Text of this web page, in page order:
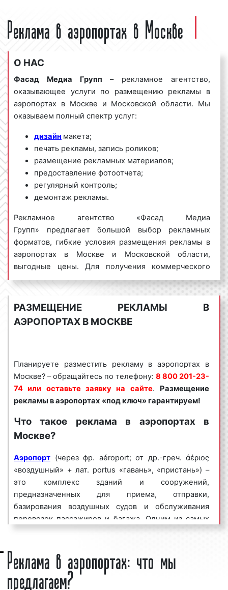
Реклама в аэропортах в Москве
О НАС
Фасад Медиа Групп – рекламное агентство,
оказывающее услуги по размещению рекламы в
аэропортах в Москве и Московской области. Мы
оказываем полный спектр услуг:
дизайн макета;
печать рекламы, запись роликов;
размещение рекламных материалов;
предоставление фотоотчета;
регулярный контроль;
демонтаж рекламы.
Рекламное агентство «Фасад Медиа
Групп» предлагает большой выбор рекламных
форматов, гибкие условия размещения рекламы в
аэропортах в Москве и Московской области,
выгодные цены. Для получения коммерческого
предложения по размещению рекламы в
аэропортах в Москве обращайтесь по телефону:
800 201-23-74 или оставьте заявку на
Размещение рекламы в аэропортах
ключ» гарантируем!
спросом
Востребованность рекламы в аэропортах
объясняется целым рядом факторов:
высокаячастота контактов;
массовый охват аудитории;
разнообразие рекламных форматов;
непрерывное воздействие на целевую
аудиторию;
низкие цены и регулярные скидки.
Реклама в аэропортах является эффективным
средством для увеличения потока клиентов и
повышения процента продаж. Многие клиенты
нашего рекламного агентства используют рекламу
Мы сопровождаемрекламные кампаниипо всей
России: планируем этапы проведения рекламных
РАЗМЕЩЕНИЕ РЕКЛАМЫ В
АЭРОПОРТАХ В МОСКВЕ
Планируете разместить рекламу в аэропортах в
Москве? – обращайтесь по телефону: 8 800 201-23-
74 или оставьте заявку на сайте. Размещение
рекламы в аэропортах «под ключ» гарантируем!
Что такое реклама в аэропортах в
Москве?
Аэропорт (через фр. aéroport; от др.-греч. ἀέριος
«воздушный» + лат. portus «гавань», «пристань») –
это комплекс зданий и сооружений,
предназначенных для приема, отправки,
базирования воздушных судов и обслуживания
перевозок пассажиров и багажа. Одним из самых
первых аэропортов мира
в 1919 г. Аэропорты бывают международные
(осуществляется пограничный и таможенный
контроль) и внутренние (таможенный контроль).
Реклама в аэропортах: что мы
предлагаем?